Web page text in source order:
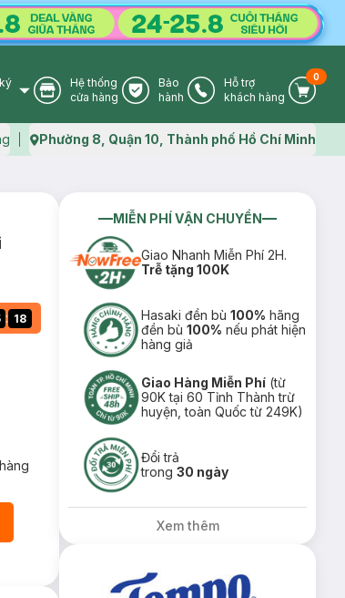
Store Icon
Hệ thống
cửa hàng
Warranty Icon
Bảo
hành
Phone Icon
Hỗ trợ
khách hàng
Cart
0
Map icon
Phường 8, Quận 10, Thành phố Hồ Chí Minh
: 17
MIỄN PHÍ VẬN CHUYỂN
Giao Nhanh Miễn Phí 2H.
Trễ tặng 100K
Hasaki đền bù100% hãng
đền bù100% nếu phát hiện
hàng giả
Giao Hàng Miễn Phí (từ
90K tại 60 Tỉnh Thành trừ
huyện, toàn Quốc từ 249K)
Đổi trả
trong30 ngày
Xem thêm